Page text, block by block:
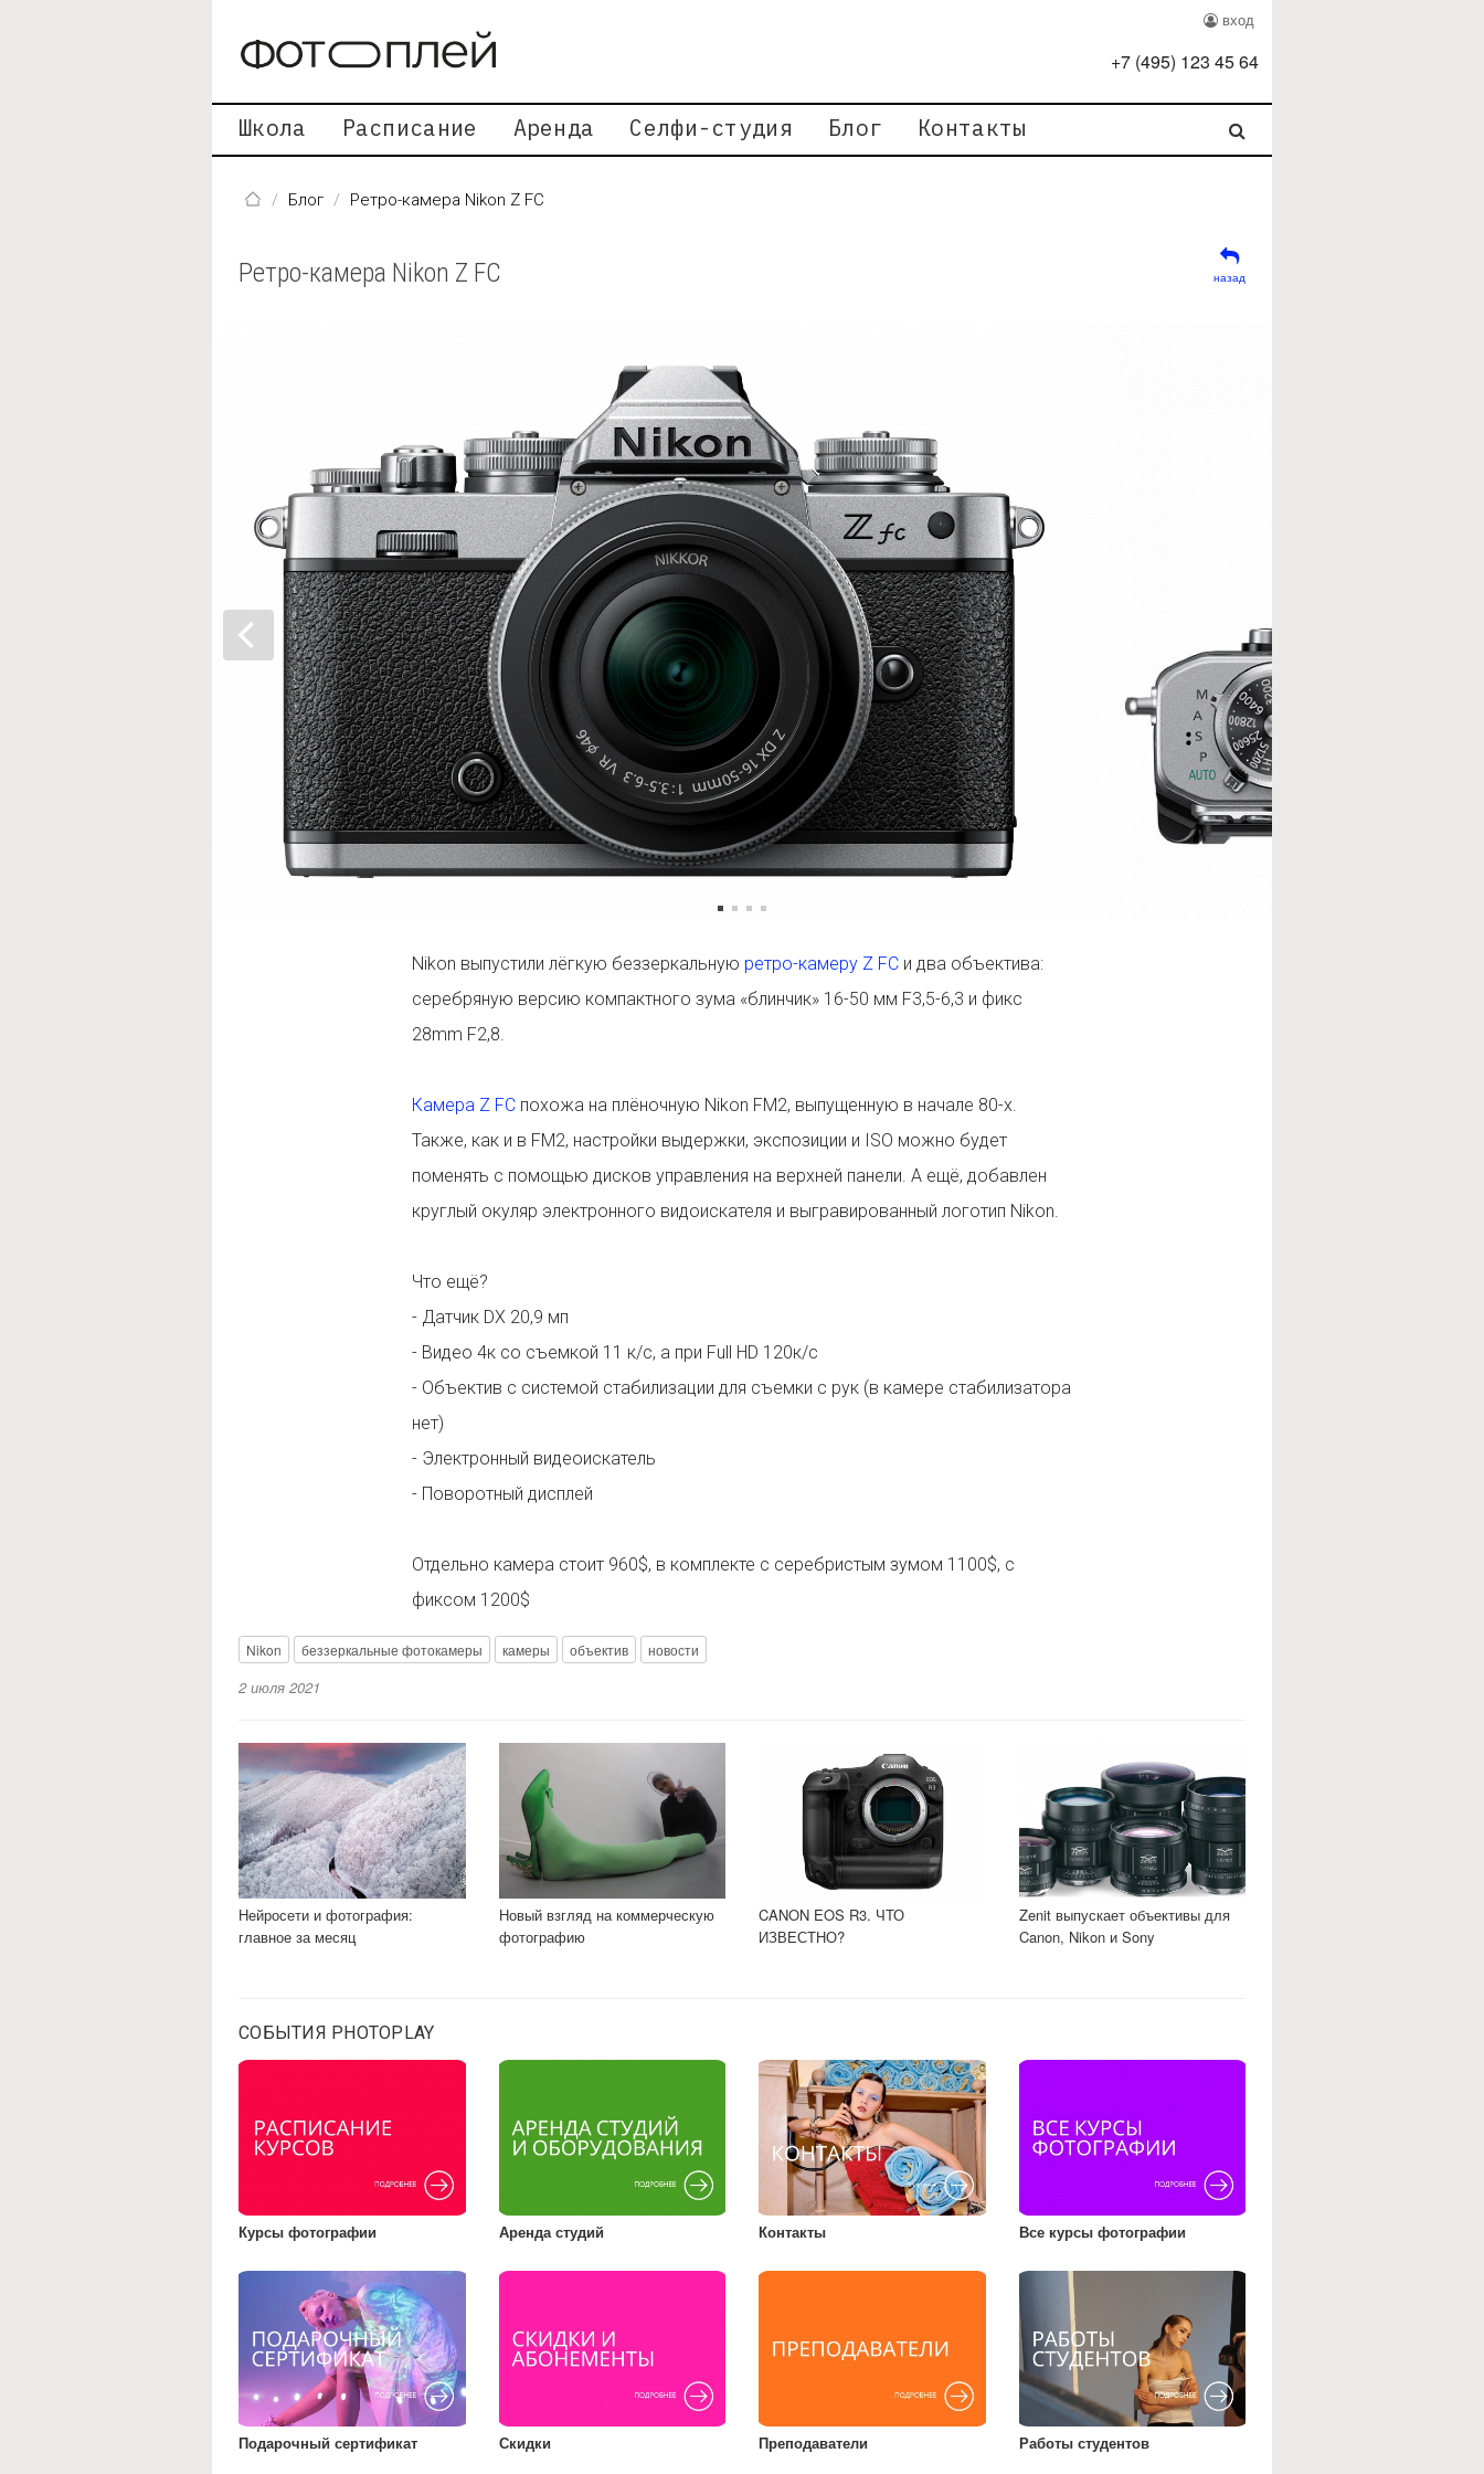
вход
+7 (495) 123 45 64
Школа Расписание Аренда Селфи-студия Блог Контакты
Блог Ретро-камера Nikon Z FC
Ретро-камера Nikon Z FC назад
Nikon выпустили лёгкую беззеркальную ретро-камеру Z FC и два объектива:
серебряную версию компактного зума «блинчик» 16-50 мм F3,5-6,3 и фикс
28mm F2,8.
Камера Z FC похожа на плёночную Nikon FM2, выпущенную в начале 80-х.
Также, как и в FM2, настройки выдержки, экспозиции и ISO можно будет
поменять с помощью дисков управления на верхней панели. А ещё, добавлен
круглый окуляр электронного видоискателя и выгравированный логотип Nikon.
Что ещё?
- Датчик DX 20,9 мп
- Видео 4к со съемкой 11 к/с, а при Full HD 120к/с
- Объектив с системой стабилизации для съемки с рук (в камере стабилизатора
нет)
- Электронный видеоискатель
- Поворотный дисплей
Отдельно камера стоит 960$, в комплекте с серебристым зумом 1100$, с
фиксом 1200$
Nikon беззеркальные фотокамеры камеры объектив новости
2 июля 2021
Нейросети и фотография:
главное за месяц
Новый взгляд на коммерческую
фотографию
CANON EOS R3. ЧТО
ИЗВЕСТНО?
Zenit выпускает объективы для
Canon, Nikon и Sony
СОБЫТИЯ PHOTOPLAY
Курсы фотографии Аренда студий Контакты Все курсы фотографии
Подарочный сертификат Скидки Преподаватели Работы студентов